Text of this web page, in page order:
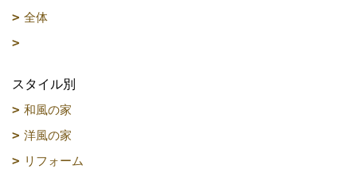
全体
スタイル別
和風の家
洋風の家
リフォーム